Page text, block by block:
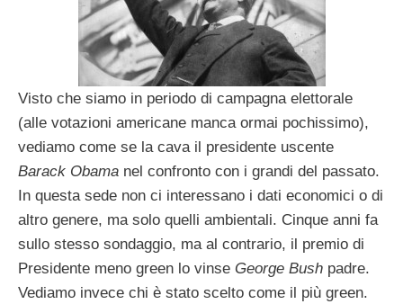
Visto che siamo in periodo di campagna elettorale
(alle votazioni americane manca ormai pochissimo),
vediamo come se la cava il presidente uscente
Barack Obama nel confronto con i grandi del passato.
In questa sede non ci interessano i dati economici o di
altro genere, ma solo quelli ambientali. Cinque anni fa
sullo stesso sondaggio, ma al contrario, il premio di
Presidente meno green lo vinse George Bush padre.
Vediamo invece chi è stato scelto come il più green.